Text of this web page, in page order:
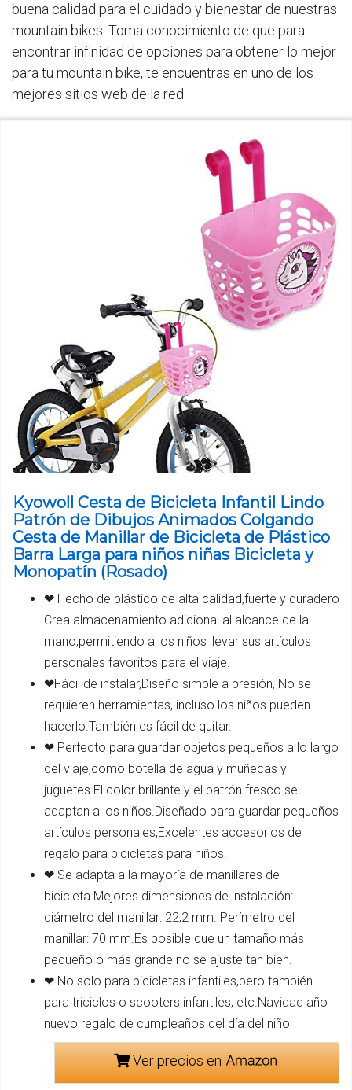
buena calidad para el cuidado y bienestar de nuestras
mountain bikes. Toma conocimiento de que para
encontrar infinidad de opciones para obtener lo mejor
para tu mountain bike, te encuentras en uno de los
mejores sitios web de la red.
Kyowoll Cesta de Bicicleta Infantil Lindo
Patrón de Dibujos Animados Colgando
Cesta de Manillar de Bicicleta de Plástico
Barra Larga para niños niñas Bicicleta y
Monopatín (Rosado)
❤ Hecho de plástico de alta calidad,fuerte y duradero
Crea almacenamiento adicional al alcance de la
mano,permitiendo a los niños llevar sus artículos
personales favoritos para el viaje.
❤Fácil de instalar,Diseño simple a presión, No se
requieren herramientas, incluso los niños pueden
hacerlo.También es fácil de quitar.
❤ Perfecto para guardar objetos pequeños a lo largo
del viaje,como botella de agua y muñecas y
juguetes.El color brillante y el patrón fresco se
adaptan a los niños.Diseñado para guardar pequeños
artículos personales,Excelentes accesorios de
regalo para bicicletas para niños.
❤ Se adapta a la mayoría de manillares de
bicicleta.Mejores dimensiones de instalación:
diámetro del manillar: 22,2 mm. Perímetro del
manillar: 70 mm.Es posible que un tamaño más
pequeño o más grande no se ajuste tan bien.
❤ No solo para bicicletas infantiles,pero también
para triciclos o scooters infantiles, etc.Navidad año
nuevo regalo de cumpleaños del día del niño
Ver precios en